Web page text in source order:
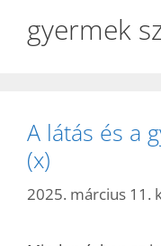
gyermek
A látás és a
(x)
2025. március 11.